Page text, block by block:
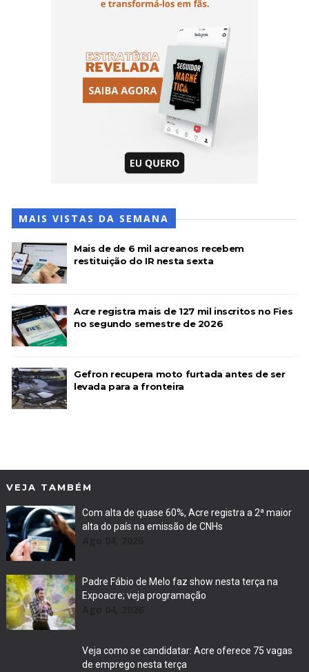
MAIS VISTAS DA SEMANA
Mais de de 6 mil acreanos recebem
restituição do IR nesta sexta
Acre registra mais de 127 mil inscritos no Fies
no segundo semestre de 2026
Gefron recupera moto furtada antes de ser
levada para a fronteira
VEJA TAMBÉM
Com alta de quase 60%, Acre registra a 2ª maior
alta do país na emissão de CNHs
Padre Fábio de Melo faz show nesta terça na
Expoacre; veja programação
Veja como se candidatar: Acre oferece 75 vagas
de emprego nesta terça